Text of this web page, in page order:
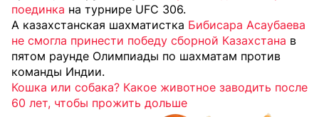
поединка на турнире UFC 306.
А казахстанская шахматистка Бибисара Асаубаева
не смогла принести победу сборной Казахстана в
пятом раунде Олимпиады по шахматам против
команды Индии.
Кошка или собака? Какое животное заводить после
60 лет, чтобы прожить дольше